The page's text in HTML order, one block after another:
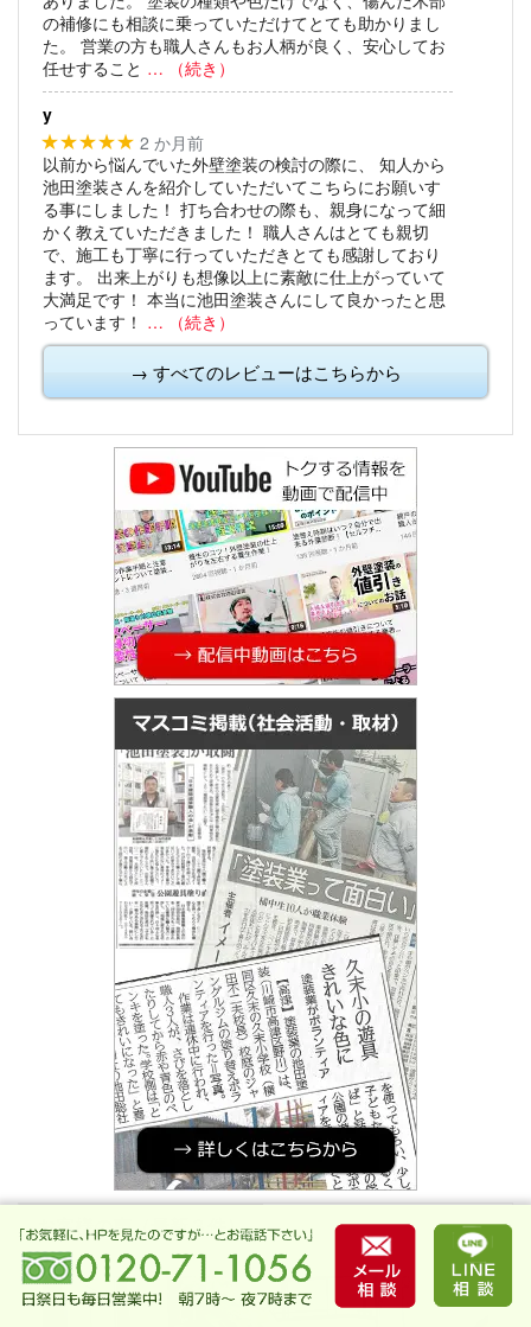
の補修にも相談に乗っていただけてとても助かりまし
た。
営業の方も職人さんもお人柄が良く、安心してお
任せすること … （続き）
y
★★★★★ 2 か月前
以前から悩んでいた外壁塗装の検討の際に、
知人から
池田塗装さんを紹介していただいてこちらにお願いす
る事にしました！ 打ち合わせの際も、親身になって細
かく教えていただきました！ 職人さんはとても親切
で、施工も丁寧に行っていただきとても感謝しており
ます。
出来上がりも想像以上に素敵に仕上がっていて
大満足です！ 本当に池田塗装さんにして良かったと思
っています！ … （続き）
→ すべてのレビューはこちらから
お客様の声（最新３件）